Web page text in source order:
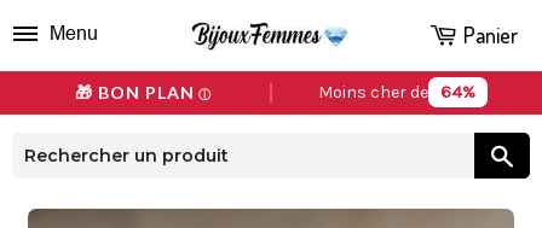
🎁 BON PLAN ⓘ Moins cher de 64%
Menu Panier